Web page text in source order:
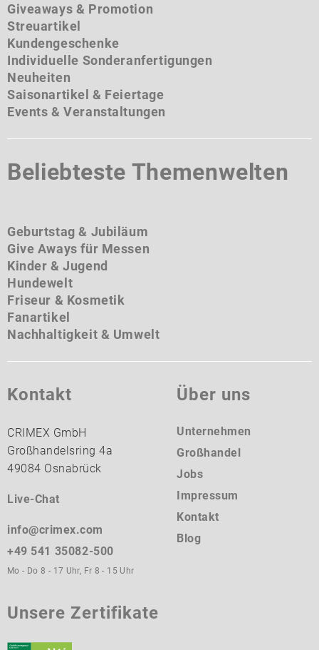
Giveaways & Promotion
Streuartikel
Kundengeschenke
Individuelle Sonderanfertigungen
Neuheiten
Saisonartikel & Feiertage
Events & Veranstaltungen
Beliebteste Themenwelten
Geburtstag & Jubiläum
Give Aways für Messen
Kinder & Jugend
Hundewelt
Friseur & Kosmetik
Fanartikel
Nachhaltigkeit & Umwelt
Kontakt
CRIMEX GmbH
Großhandelsring 4a
49084 Osnabrück
Live-Chat
info@crimex.com
+49 541 35082-500
Mo - Do 8 - 17 Uhr, Fr 8 - 15 Uhr
Über uns
Unternehmen
Großhandel
Jobs
Impressum
Kontakt
Blog
Unsere Zertifikate